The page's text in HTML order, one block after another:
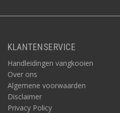
KLANTENSERVICE
Handleidingen vangkooien
Over ons
Algemene voorwaarden
Disclaimer
Privacy Policy